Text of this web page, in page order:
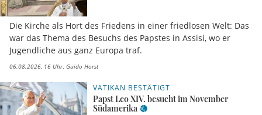
Die Kirche als Hort des Friedens in einer friedlosen Welt: Das
war das Thema des Besuchs des Papstes in Assisi, wo er
Jugendliche aus ganz Europa traf.
06.08.2026, 16 Uhr Guido Horst
VATIKAN BESTÄTIGT
Papst Leo XIV. besucht im November
Südamerika